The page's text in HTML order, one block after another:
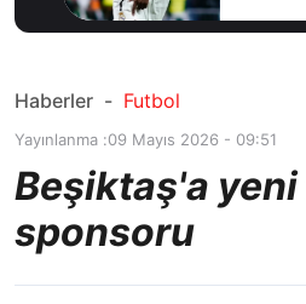
Haberler - Futbol
Yayınlanma :09 Mayıs 2026 - 09:51
Beşiktaş'a
sponsoru